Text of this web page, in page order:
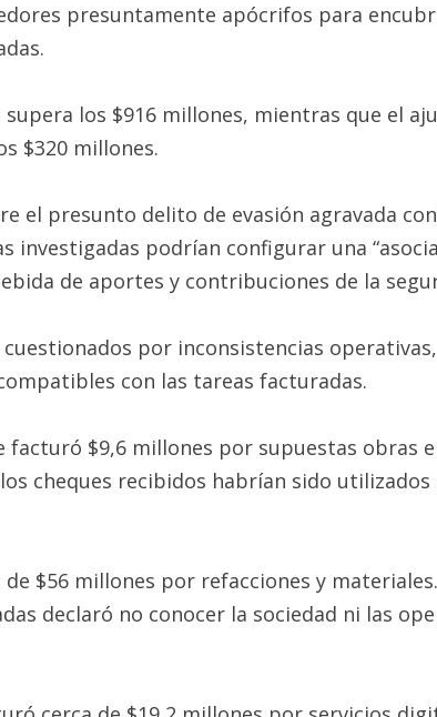
presuntamente apócrifos para
los $916 millones, mientras que el
$320 millones.
el presunto delito de evasión agravada
investigadas podrían configurar una
de aportes y contribuciones de la
por inconsistencias
con las tareas facturadas.
facturó $9,6 millones por supuestas obras
cheques recibidos habrían sido utilizados
$56 millones por refacciones y materiales.
declaró no conocer la sociedad ni las